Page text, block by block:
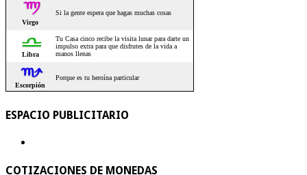
ESPACIO PUBLICITARIO
COTIZACIONES DE MONEDAS